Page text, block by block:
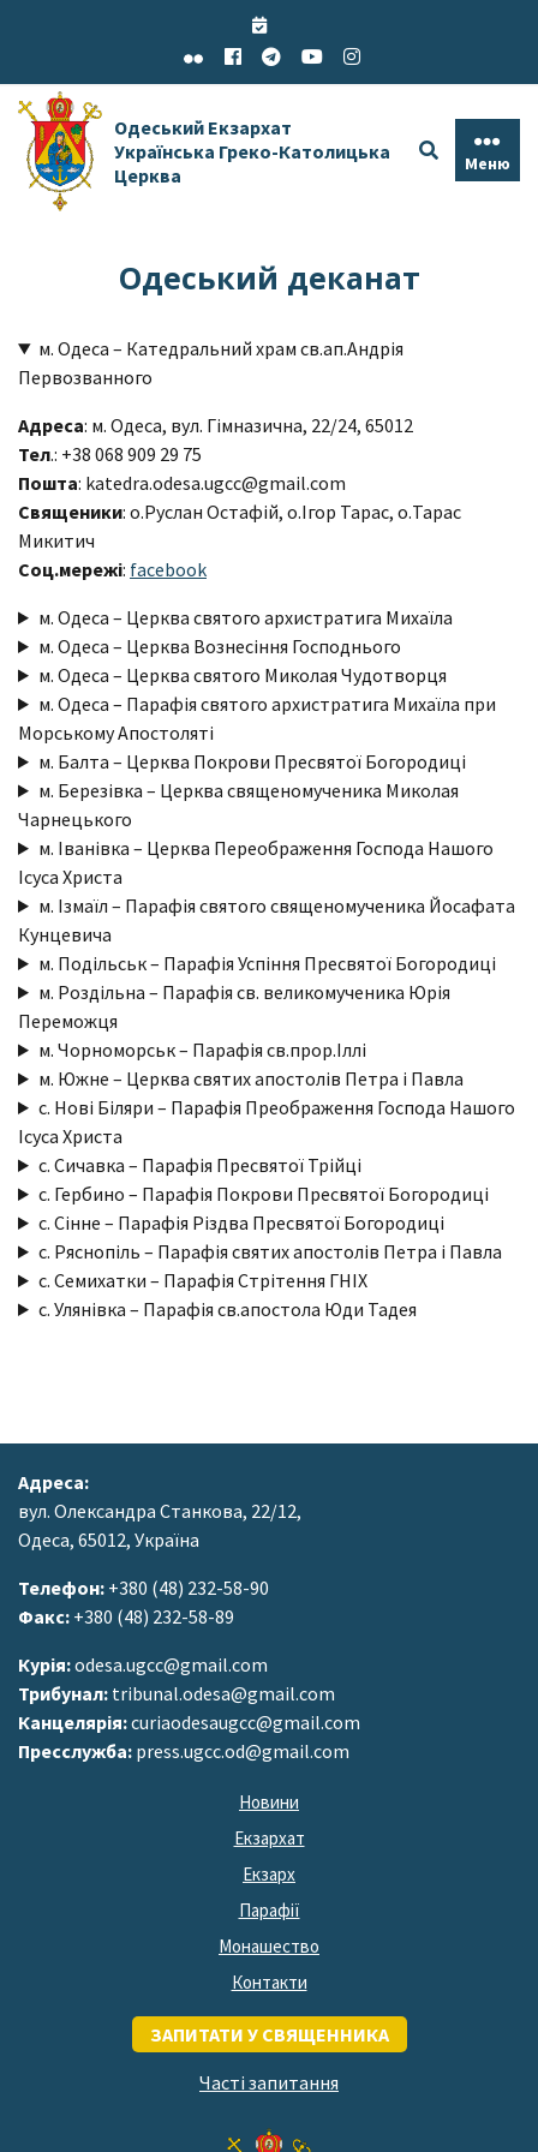
Одеський Екзархат
Українська Греко-Католицька
Церква
Меню
Одеський деканат
м. Одеса – Катедральний храм св.ап.Андрія
Первозванного
Адреса: м. Одеса, вул. Гімназична, 22/24, 65012
Тел.: +38 068 909 29 75
Пошта: katedra.odesa.ugcc@gmail.com
Священики: о.Руслан Остафій, о.Ігор Тарас, о.Тарас
Микитич
Соц.мережі: facebook
м. Одеса – Церква святого архистратига Михаїла
м. Одеса – Церква Вознесіння Господнього
м. Одеса – Церква святого Миколая Чудотворця
м. Одеса – Парафія святого архистратига Михаїла при
Морському Апостоляті
м. Балта – Церква Покрови Пресвятої Богородиці
м. Березівка – Церква священомученика Миколая
Чарнецького
м. Іванівка – Церква Переображення Господа Нашого
Ісуса Христа
м. Ізмаїл – Парафія святого священомученика Йосафата
Кунцевича
м. Подільськ – Парафія Успіння Пресвятої Богородиці
м. Роздільна – Парафія св. великомученика Юрія
Переможця
м. Чорноморськ – Парафія св.прор.Іллі
м. Южне – Церква святих апостолiв Петра і Павла
с. Нові Біляри – Парафія Преображення Господа Нашого
Ісуса Христа
с. Сичавка – Парафія Пресвятої Трійці
с. Гербино – Парафія Покрови Пресвятої Богородиці
с. Сінне – Парафія Різдва Пресвятої Богородиці
с. Ряснопіль – Парафія святих апостолів Петра і Павла
с. Семихатки – Парафія Стрітення ГНІХ
с. Улянівка – Парафія св.апостола Юди Тадея
Адреса:
вул. Олександра Станкова, 22/12,
Одеса, 65012, Україна
Телефон: +380 (48) 232-58-90
Факс: +380 (48) 232-58-89
Курія:odesa.ugcc@gmail.com
Трибунал: tribunal.odesa@gmail.com
Канцелярія:curiaodesaugcc@gmail.com
Пресслужба: press.ugcc.od@gmail.com
Новини
Екзархат
Екзарх
Парафії
Монашество
Контакти
ЗАПИТАТИ У СВЯЩЕННИКА
Часті запитання